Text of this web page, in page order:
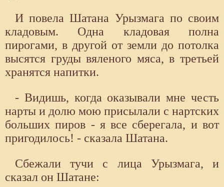
И повела Шатана Урызмага по своим
кладовым. Одна кладовая полна
пирогами, в другой от земли до потолка
высятся груды вяленого мяса, в третьей
хранятся напитки.
- Видишь, когда оказывали мне честь
нарты и долю мою присылали с нартских
больших пиров - я все сберегала, и вот
пригодилось! - сказала Шатана.
Сбежали тучи с лица Урызмага, и
сказал он Шатане: